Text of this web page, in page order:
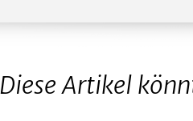
Diese Artikel